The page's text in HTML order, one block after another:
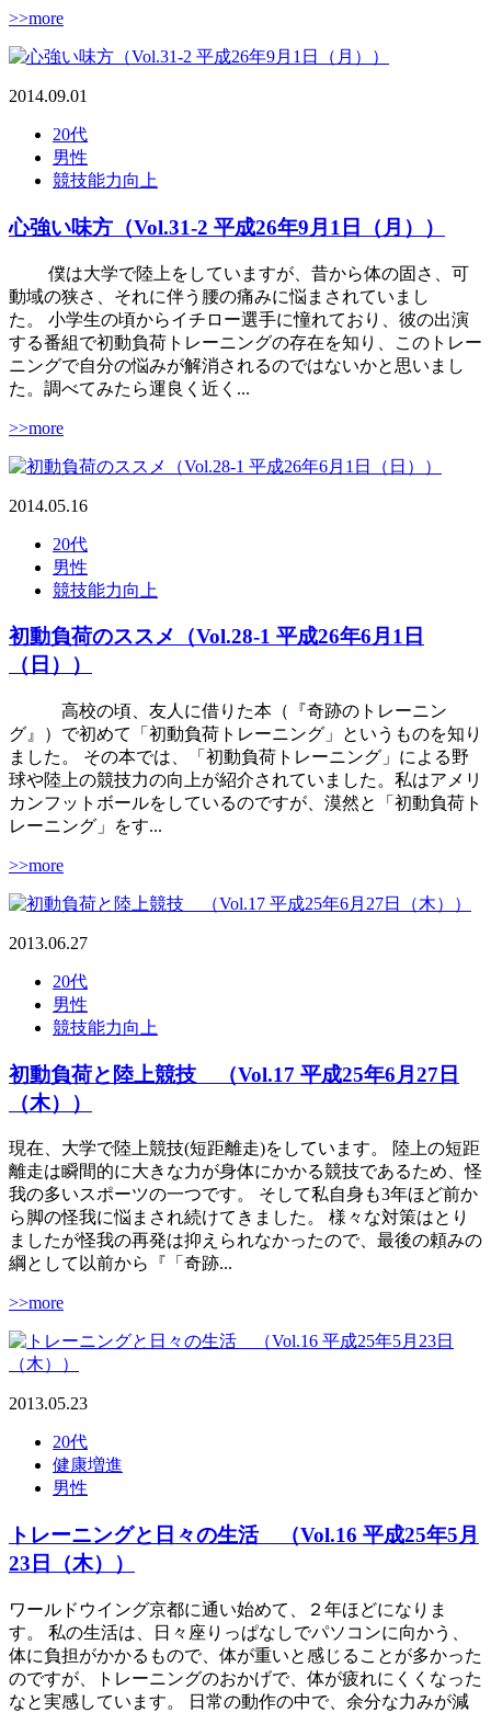
>>more
2014.09.01
20代
男性
競技能力向上
心強い味方（Vol.31-2 平成26年9月1日（月））
僕は大学で陸上をしていますが、昔から体の固さ、可
動域の狭さ、それに伴う腰の痛みに悩まされていまし
た。 小学生の頃からイチロー選手に憧れており、彼の出演
する番組で初動負荷トレーニングの存在を知り、このトレー
ニングで自分の悩みが解消されるのではないかと思いまし
た。調べてみたら運良く近く...
>>more
2014.05.16
20代
男性
競技能力向上
初動負荷のススメ（Vol.28-1 平成26年6月1日
（日））
高校の頃、友人に借りた本（『奇跡のトレーニン
グ』）で初めて「初動負荷トレーニング」というものを知り
ました。 その本では、「初動負荷トレーニング」による野
球や陸上の競技力の向上が紹介されていました。私はアメリ
カンフットボールをしているのですが、漠然と「初動負荷ト
レーニング」をす...
>>more
2013.06.27
20代
男性
競技能力向上
初動負荷と陸上競技 （Vol.17 平成25年6月27日
（木））
現在、大学で陸上競技(短距離走)をしています。 陸上の短距
離走は瞬間的に大きな力が身体にかかる競技であるため、怪
我の多いスポーツの一つです。 そして私自身も3年ほど前か
ら脚の怪我に悩まされ続けてきました。 様々な対策はとり
ましたが怪我の再発は抑えられなかったので、最後の頼みの
綱として以前から『「奇跡...
>>more
2013.05.23
20代
健康増進
男性
トレーニングと日々の生活 （Vol.16 平成25年5月
23日（木））
ワールドウイング京都に通い始めて、２年ほどになりま
す。 私の生活は、日々座りっぱなしでパソコンに向かう、
体に負担がかかるもので、体が重いと感じることが多かった
のですが、トレーニングのおかげで、体が疲れにくくなった
なと実感しています。 日常の動作の中で、余分な力みが減